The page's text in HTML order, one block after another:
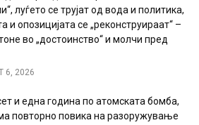
луѓето се трујат од вода и политика,
и опозицијата се „реконструираат“ –
во „достоинство“ и молчи пред
6, 2026
и една година по атомската бомба,
повторно повика на разоружување